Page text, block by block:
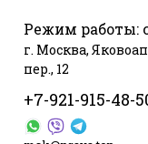
Режим работы: с
г. Москва,
пер., 12
+7-921-915-48-